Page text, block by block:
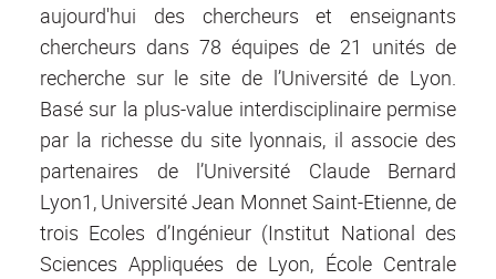
aujourd'hui des chercheurs et enseignants
chercheurs dans 78 équipes de 21 unités de
recherche sur le site de l’Université de Lyon.
Basé sur la plus-value interdisciplinaire permise
par la richesse du site lyonnais, il associe des
partenaires de l’Université Claude Bernard
Lyon1, Université Jean Monnet Saint-Etienne, de
trois Ecoles d’Ingénieur (Institut National des
Sciences Appliquées de Lyon, École Centrale